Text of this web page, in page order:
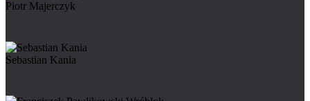
Piotr Majerczyk
Sebastian Kania